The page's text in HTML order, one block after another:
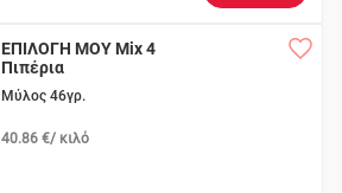
ΕΠΙΛΟΓΗ ΜΟΥ Mix 4
Πιπέρια
Μύλος 46γρ.
40.86 €/ κιλό